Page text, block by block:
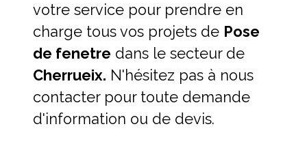
votre service pour prendre en
charge tous vos projets de Pose
de fenetre dans le secteur de
Cherrueix. N'hésitez pas à nous
contacter pour toute demande
d'information ou de devis.